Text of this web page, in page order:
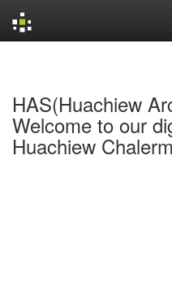
HAS(Huachiew
Welcome to our
Huachiew